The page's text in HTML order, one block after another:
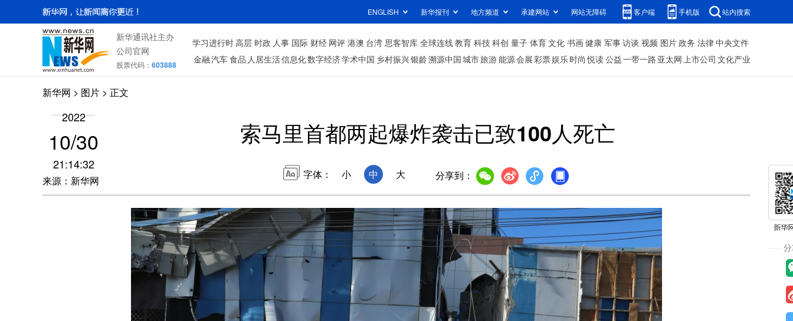
ENGLISH 新华报刊 地方频道 承建网站 网站无障碍 客户端 手机版 站内搜索
新华通讯社主办
公司官网
股票代码： 603888
学习进行时高层 时政 人事 国际 财经 网评 港澳 台湾 思客智库 全球连线教育 科技科创 量子 体育文化 书画健康 军事访谈 视频 图片政务 法律中央文件
金融汽车食品 人居生活信息化数字经济学术中国 乡村振兴银龄溯源中国城市旅游能源会展彩票娱乐时尚 悦读公益一带一路 亚太网上市公司 文化产业
新华网 > 图片 > 正文
2022
10/30
21:14:32
来源：新华网
索马里首都两起爆炸袭击已致100人死亡
字体： 小 中 大 分享到：